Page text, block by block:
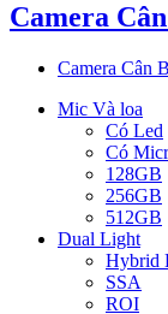
Camera
Camera Cân
Mic Và loa
Có Led
Có
128GB
256GB
512GB
Dual Light
Hybrid
SSA
ROI